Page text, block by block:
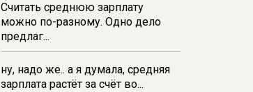
14:09В Курской области
обнаружили и обезвредили
снаряд времён ВОВ
Считать среднюю зарплату
можно по-разному. Одно дело
предлаг...
ну, надо же.. а я думала, средняя
зарплата растёт за счёт во...